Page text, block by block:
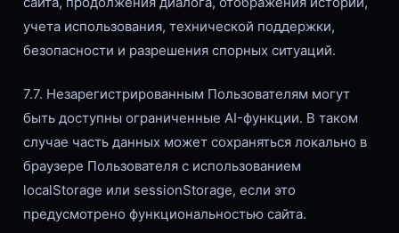
учета использования, технической поддержки,
безопасности и разрешения спорных ситуаций.
7.7. Незарегистрированным Пользователям могут
быть доступны ограниченные AI-функции. В таком
случае часть данных может сохраняться локально в
браузере Пользователя с использованием
localStorage или sessionStorage, если это
предусмотрено функциональностью сайта.